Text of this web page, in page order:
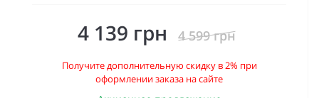
4 139 грн 4 599 грн
Получите дополнительную скидку в 2% при
оформлении заказа на сайте